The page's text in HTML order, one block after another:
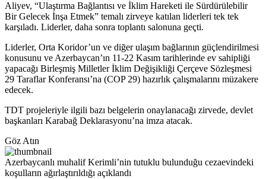
Aliyev, “Ulaştırma Bağlantısı ve İklim Hareketi ile Sürdürülebilir
Bir Gelecek İnşa Etmek” temalı zirveye katılan liderleri tek tek
karşıladı. Liderler, daha sonra toplantı salonuna geçti.
Liderler, Orta Koridor’un ve diğer ulaşım bağlarının güçlendirilmesi
konusunu ve Azerbaycan’ın 11-22 Kasım tarihlerinde ev sahipliği
yapacağı Birleşmiş Milletler İklim Değişikliği Çerçeve Sözleşmesi
29 Taraflar Konferansı’na (COP 29) hazırlık çalışmalarını müzakere
edecek.
TDT projeleriyle ilgili bazı belgelerin onaylanacağı zirvede, devlet
başkanları Karabağ Deklarasyonu’na imza atacak.
Göz Atın
Azerbaycanlı muhalif Kerimli’nin tutuklu bulunduğu cezaevindeki
koşulların ağırlaştırıldığı açıklandı